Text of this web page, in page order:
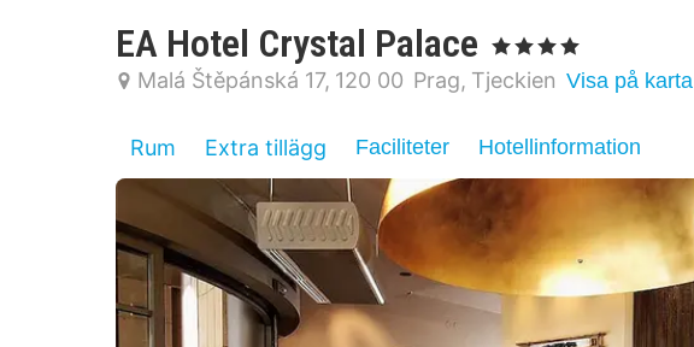
EA Hotel Crystal Palace , 4 Stjärnor
Malá Štěpánská 17 120 00 Prag Tjeckien Visa på karta
Rum Extra tillägg Faciliteter Hotellinformation